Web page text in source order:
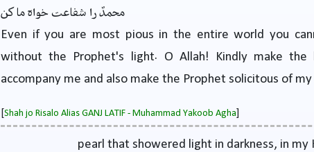
محمدؐ را شفاعت خواہ ما کن
Even if you are most pious in the entire world you
without the Prophet's light. O Allah! Kindly make
accompany me and also make the Prophet solicitous of
[Shah jo Risalo Alias GANJ LATIF - Muhammad Yakoob Agha
pearl that showered light in darkness, in my